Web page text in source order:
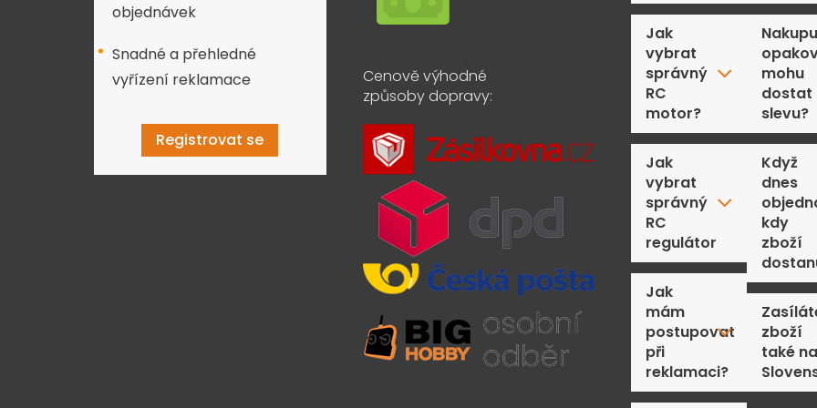
objednávek
Snadné a přehledné
vyřízení reklamace
Registrovat se
Cenově výhodné
způsoby dopravy:
Jak
vybrat
správný
RC
motor?
Jak
vybrat
správný
RC
regulátor
Jak
mám
postupovat
při
reklamaci?
mohu
dostat
slevu?
Když
dnes
kdy
zboží
zboží
také na